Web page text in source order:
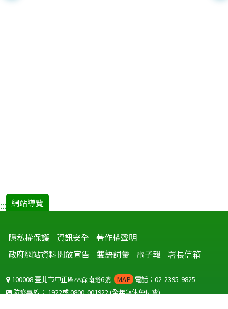
::: 網站導覽
隱私權保護 資訊安全 著作權聲明
政府網站資料開放宣告
雙語詞彙 電子報 署長信箱
100008 臺北市中正區林森南路6號 MAP 電話：02-2395-9825
防疫專線：1922或0800-001922(全年無休免付費)